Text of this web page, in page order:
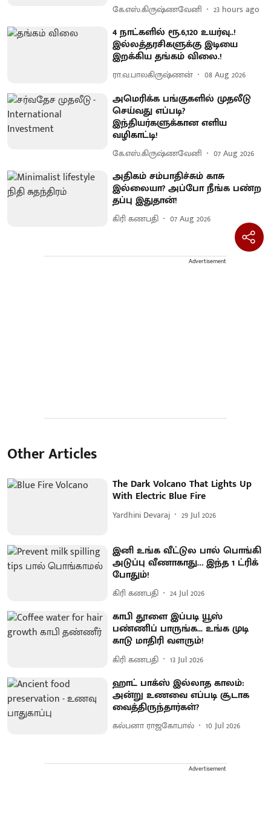
கே.எஸ்.கிருஷ்ணவேனி 23 hours ago
4 நாட்களில் ரூ.6,120 உயர்வு..!
இல்லத்தரசிகளுக்கு இடியை
இறக்கிய தங்கம் விலை.!
ரா.வ.பாலகிருஷ்ணன் 08 Aug 2026
அமெரிக்க பங்குகளில் முதலீடு
செய்வது எப்படி?
இந்தியர்களுக்கான எளிய
வழிகாட்டி!
கே.எஸ்.கிருஷ்ணவேனி 07 Aug 2026
அதிகம் சம்பாதிச்சும் காசு
இல்லையா? அப்போ நீங்க பண்ற
தப்பு இதுதான்!
கிரி கணபதி 07 Aug 2026
Advertisement
Other Articles
The Dark Volcano That Lights Up
With Electric Blue Fire
Yardhini Devaraj 29 Jul 2026
இனி உங்க வீட்டுல பால் பொங்கி
அடுப்பு வீணாகாது… இந்த 1 ட்ரிக்
போதும்!
கிரி கணபதி 24 Jul 2026
காபி தூளை இப்படி யூஸ்
பண்ணிப் பாருங்க... உங்க முடி
காடு மாதிரி வளரும்!
கிரி கணபதி 13 Jul 2026
ஹாட் பாக்ஸ் இல்லாத காலம்:
அன்று உணவை எப்படி சூடாக
வைத்திருந்தார்கள்?
கல்பனா ராஜகோபால் 10 Jul 2026
Advertisement